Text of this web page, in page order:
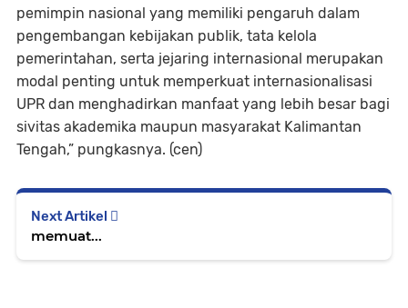
pemimpin nasional yang memiliki pengaruh dalam
pengembangan kebijakan publik, tata kelola
pemerintahan, serta jejaring internasional merupakan
modal penting untuk memperkuat internasionalisasi
UPR dan menghadirkan manfaat yang lebih besar bagi
sivitas akademika maupun masyarakat Kalimantan
Tengah,” pungkasnya. (cen)
Next Artikel
memuat...